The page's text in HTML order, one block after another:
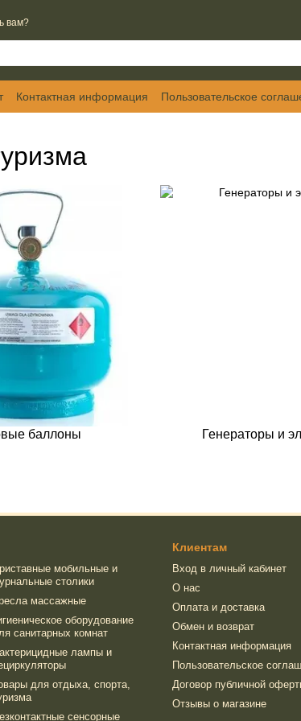
вам?
Контактная информация Пользовательское
баллоны Генераторы и
мобильные и
столики
массажные
оборудование
санитарных комнат
лампы и
для отдыха, спорта,
сенсорные
Клиентам
Вход в личный кабинет
О нас
Оплата и доставка
Обмен и возврат
Контактная информация
Пользовательское
Договор публичной
Отзывы о магазине